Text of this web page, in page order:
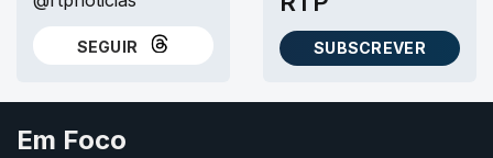
SEGUIR
NO THREADS
SUBSCREVER
AS NEWSLETTERS RTP
Em Foco